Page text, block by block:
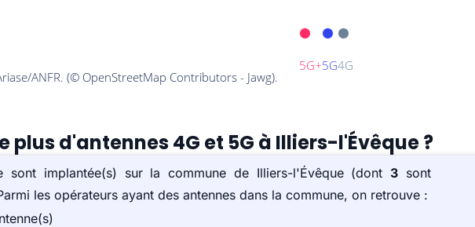
plus d'antennes 4G et 5G à Illiers-l'Évêque ?
sont implantée(s) sur la commune de Illiers-l'Évêque (dont3 sont
les opérateurs ayant des antennes dans la commune, on retrouve :